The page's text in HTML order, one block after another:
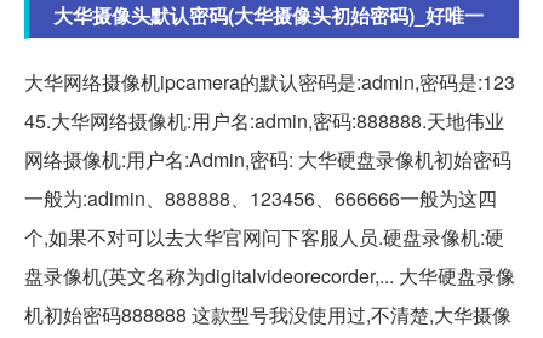
大华摄像头默认密码(大华摄像头初始密码)_好唯一
大华网络摄像机ipcamera的默认密码是:admin,密码是:123
45.大华网络摄像机:用户名:admin,密码:888888.天地伟业
网络摄像机:用户名:Admin,密码: 大华硬盘录像机初始密码
一般为:adimin、888888、123456、666666一般为这四
个,如果不对可以去大华官网问下客服人员.硬盘录像机:硬
盘录像机(英文名称为digitalvideorecorder,... 大华硬盘录像
机初始密码888888 这款型号我没使用过,不清楚,大华摄像